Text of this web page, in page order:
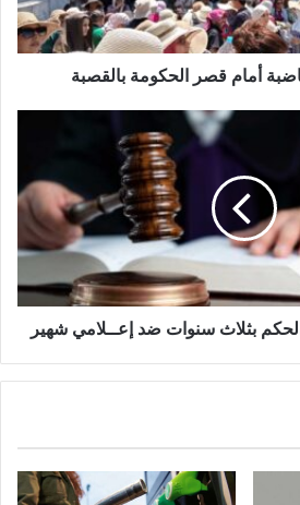
أمام قصر الحكومة بالقصبة
بثلاث سنوات ضد إعــلامي شهير